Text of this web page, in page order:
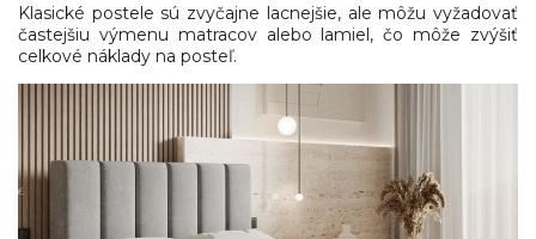
Klasické postele sú zvyčajne lacnejšie, ale môžu vyžadovať
častejšiu výmenu matracov alebo lamiel, čo môže zvýšiť
celkové náklady na posteľ.